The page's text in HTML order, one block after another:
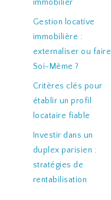
immobilier
Gestion locative
immobilière :
externaliser ou faire
Soi-Même ?
Critères clés pour
établir un profil
locataire fiable
Investir dans un
duplex parisien :
stratégies de
rentabilisation